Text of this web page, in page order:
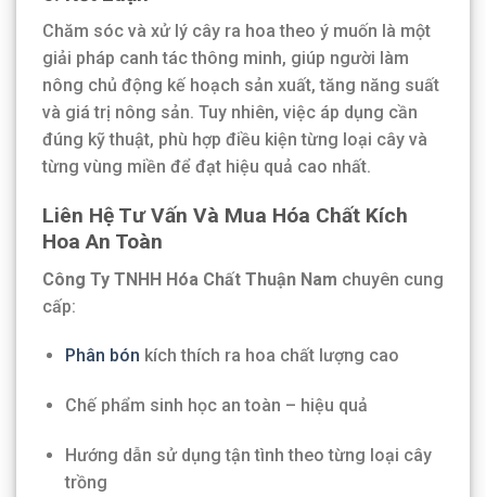
Chăm sóc và xử lý cây ra hoa theo ý muốn là một
giải pháp canh tác thông minh, giúp người làm
nông chủ động kế hoạch sản xuất, tăng năng suất
và giá trị nông sản. Tuy nhiên, việc áp dụng cần
đúng kỹ thuật, phù hợp điều kiện từng loại cây và
từng vùng miền để đạt hiệu quả cao nhất.
Liên Hệ Tư Vấn Và Mua Hóa Chất Kích
Hoa An Toàn
Công Ty TNHH Hóa Chất Thuận Nam chuyên cung
cấp:
Phân bón kích thích ra hoa chất lượng cao
Chế phẩm sinh học an toàn – hiệu quả
Hướng dẫn sử dụng tận tình theo từng loại cây
trồng